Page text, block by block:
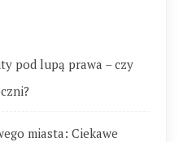
pod lupą prawa – czy
miasta: Ciekawe